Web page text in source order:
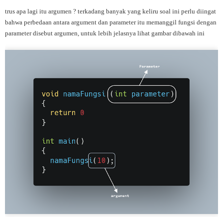
trus apa lagi itu argumen ? terkadang banyak yang keliru soal ini perlu diingat
bahwa perbedaan antara argument dan parameter itu memanggil fungsi dengan
parameter disebut argumen, untuk lebih jelasnya lihat gambar dibawah ini